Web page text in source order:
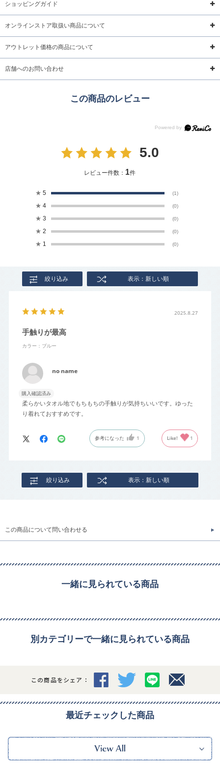
原産国 中国製
サイズについて
ショッピングガイド
オンラインストア取扱い商品について
アウトレット価格の商品について
店舗へのお問い合わせ
この商品のレビュー
5.0
レビュー件数： 1件
★ 5 (1)
★ 4 (0)
★ 3 (0)
★ 2 (0)
★ 1 (0)
絞り込み 表示：新しい順
2025.8.27
手触りが最高
カラー：ブルー
no name
購入確認済み
柔らかいタオル地でもちもちの手触りが気持ちいいです。ゆった
り着れておすすめです。
参考になった 1 Like! 1
絞り込み 表示：新しい順
この商品について問い合わせる
一緒に見られている商品
別カテゴリーで一緒に見られている商品
この商品をシェア：
最近チェックした商品